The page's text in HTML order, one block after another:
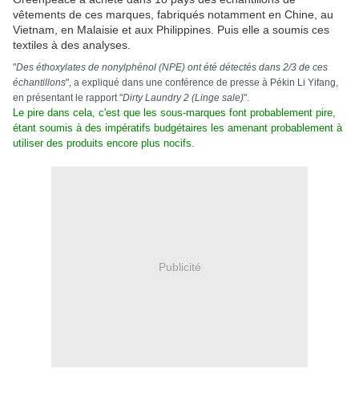
vêtements de ces marques, fabriqués notamment en Chine, au
Vietnam, en Malaisie et aux Philippines. Puis elle a soumis ces
textiles à des analyses.
"Des éthoxylates de nonylphénol (NPE) ont été détectés dans 2/3 de ces
échantillons", a expliqué dans une conférence de presse à Pékin Li Yifang,
en présentant le rapport "Dirty Laundry 2 (Linge sale)".
Le pire dans cela, c'est que les sous-marques font probablement pire,
étant soumis à des impératifs budgétaires les amenant probablement à
utiliser des produits encore plus nocifs.
Publicité